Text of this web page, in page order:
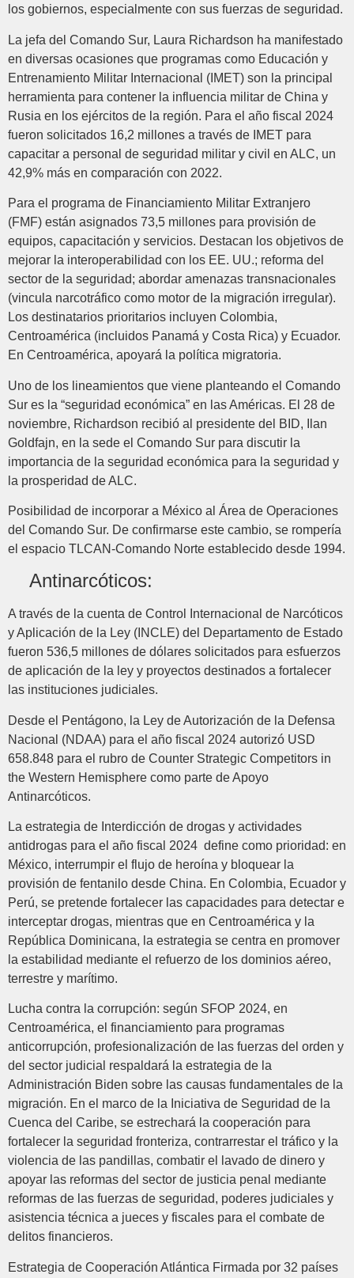
los gobiernos, especialmente con sus fuerzas de seguridad.
La jefa del Comando Sur, Laura Richardson ha manifestado
en diversas ocasiones que programas como Educación y
Entrenamiento Militar Internacional (IMET) son la principal
herramienta para contener la influencia militar de China y
Rusia en los ejércitos de la región. Para el año fiscal 2024
fueron solicitados 16,2 millones a través de IMET para
capacitar a personal de seguridad militar y civil en ALC, un
42,9% más en comparación con 2022.
Para el programa de Financiamiento Militar Extranjero
(FMF) están asignados 73,5 millones para provisión de
equipos, capacitación y servicios. Destacan los objetivos de
mejorar la interoperabilidad con los EE. UU.; reforma del
sector de la seguridad; abordar amenazas transnacionales
(vincula narcotráfico como motor de la migración irregular).
Los destinatarios prioritarios incluyen Colombia,
Centroamérica (incluidos Panamá y Costa Rica) y Ecuador.
En Centroamérica, apoyará la política migratoria.
Uno de los lineamientos que viene planteando el Comando
Sur es la “seguridad económica” en las Américas. El 28 de
noviembre, Richardson recibió al presidente del BID, Ilan
Goldfajn, en la sede el Comando Sur para discutir la
importancia de la seguridad económica para la seguridad y
la prosperidad de ALC.
Posibilidad de incorporar a México al Área de Operaciones
del Comando Sur. De confirmarse este cambio, se rompería
el espacio TLCAN-Comando Norte establecido desde 1994.
Antinarcóticos:
A través de la cuenta de Control Internacional de Narcóticos
y Aplicación de la Ley (INCLE) del Departamento de Estado
fueron 536,5 millones de dólares solicitados para esfuerzos
de aplicación de la ley y proyectos destinados a fortalecer
las instituciones judiciales.
Desde el Pentágono, la Ley de Autorización de la Defensa
Nacional (NDAA) para el año fiscal 2024 autorizó USD
658.848 para el rubro de Counter Strategic Competitors in
the Western Hemisphere como parte de Apoyo
Antinarcóticos.
La estrategia de Interdicción de drogas y actividades
antidrogas para el año fiscal 2024 define como prioridad: en
México, interrumpir el flujo de heroína y bloquear la
provisión de fentanilo desde China. En Colombia, Ecuador y
Perú, se pretende fortalecer las capacidades para detectar e
interceptar drogas, mientras que en Centroamérica y la
República Dominicana, la estrategia se centra en promover
la estabilidad mediante el refuerzo de los dominios aéreo,
terrestre y marítimo.
Lucha contra la corrupción: según SFOP 2024, en
Centroamérica, el financiamiento para programas
anticorrupción, profesionalización de las fuerzas del orden y
del sector judicial respaldará la estrategia de la
Administración Biden sobre las causas fundamentales de la
migración. En el marco de la Iniciativa de Seguridad de la
Cuenca del Caribe, se estrechará la cooperación para
fortalecer la seguridad fronteriza, contrarrestar el tráfico y la
violencia de las pandillas, combatir el lavado de dinero y
apoyar las reformas del sector de justicia penal mediante
reformas de las fuerzas de seguridad, poderes judiciales y
asistencia técnica a jueces y fiscales para el combate de
delitos financieros.
Estrategia de Cooperación Atlántica Firmada por 32 países